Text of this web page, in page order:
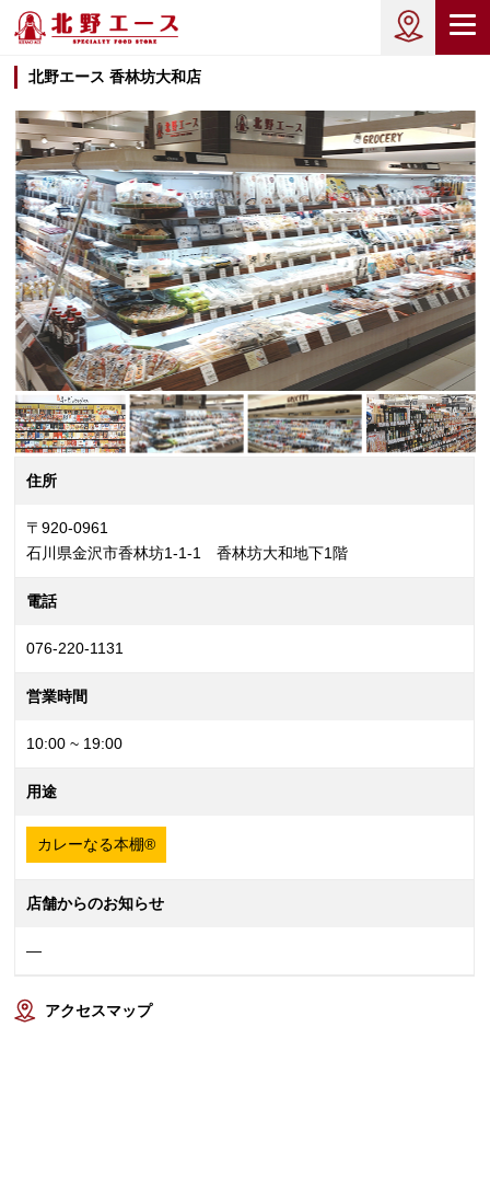
北野エース 香林坊大和店
住所
〒920-0961
石川県金沢市香林坊1-1-1 香林坊大和地下1階
電話
076-220-1131
営業時間
10:00 ~ 19:00
用途
カレーなる本棚®
店舗からのお知らせ
—
アクセスマップ